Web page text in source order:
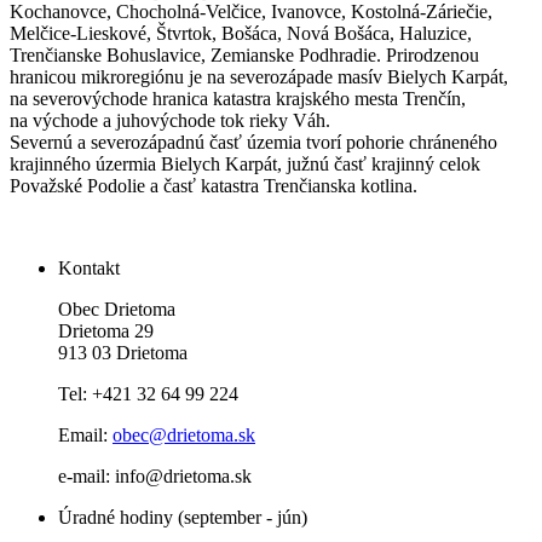
Kochanovce, Chocholná-Velčice, Ivanovce, Kostolná-Záriečie,
Melčice-Lieskové, Štvrtok, Bošáca, Nová Bošáca, Haluzice,
Trenčianske Bohuslavice, Zemianske Podhradie. Prirodzenou
hranicou mikroregiónu je na severozápade masív Bielych Karpát,
na severovýchode hranica katastra krajského mesta Trenčín,
na východe a juhovýchode tok rieky Váh.
Severnú a severozápadnú časť územia tvorí pohorie chráneného
krajinného úzermia Bielych Karpát, južnú časť krajinný celok
Považské Podolie a časť katastra Trenčianska kotlina.
Kontakt
Obec Drietoma
Drietoma 29
913 03 Drietoma
Tel: +421 32 64 99 224
Email: obec@drietoma.sk
e-mail: info@drietoma.sk
Úradné hodiny (september - jún)